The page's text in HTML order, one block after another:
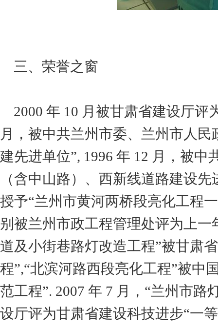
三、荣誉之窗
2000 年 10 月被甘肃省建设厅评
月，被中共兰州市委、兰州市人
建先进单位”, 1996 年 12 月，被
（含中山路）、西新线道路建设
授予“兰州市黄河两桥段亮化工程
别被兰州市政工程管理处评为上一
道及小街巷路灯改造工程”被甘肃
程”,“北滨河路西段亮化工程”被中
范工程”. 2007 年 7 月，“兰州市
设厅评为甘肃省建设科技进步“一